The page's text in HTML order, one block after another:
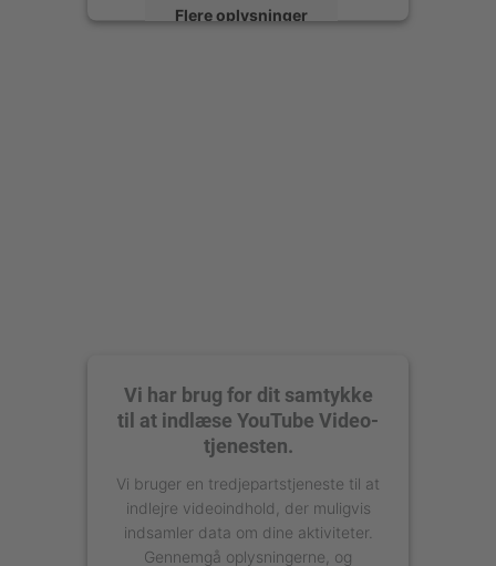
Flere oplysninger
Vi har brug for dit samtykke
til at indlæse YouTube Video-
tjenesten.
Vi bruger en tredjepartstjeneste til at
indlejre videoindhold, der muligvis
indsamler data om dine aktiviteter.
Gennemgå oplysningerne, og